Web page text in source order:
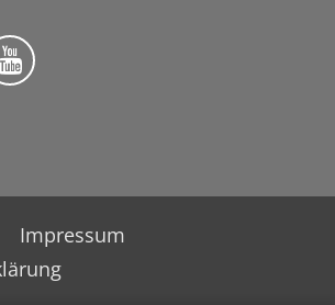
auf Instragram
Pfarrei auf Facebook
Die Pfarrei auf YouTube
Impressum